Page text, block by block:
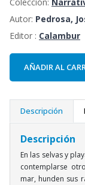
Autor: Pedrosa,
Editor : Calambur
AÑADIR AL
Descripción
Descripción
En las selvas y
contemplarse
mar, hunden sus